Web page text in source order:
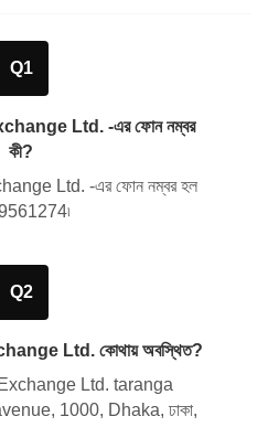
Q1
Ltd. -এর ফোন নম্বর
কী?
Ltd. -এর ফোন নম্বর হল
৷
Q2
Ltd. কোথায় অবস্থিত?
Ltd. taranga
1000, Dhaka, ঢাকা,